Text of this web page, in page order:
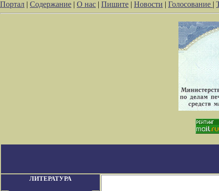
Портал | Содержание | О нас | Пишите | Новости | Голосование |
ЛИТЕРАТУРА